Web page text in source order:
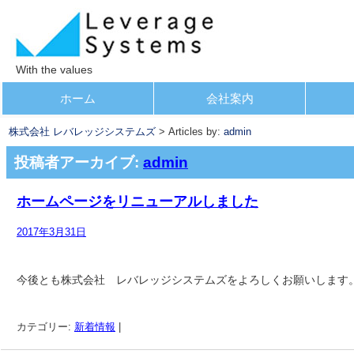
With the values
メインメニュー
ン
テ
ン
ツ
動
ホーム 会社案内
株式会社 レバレッジシステムズ > Articles by: admin
投稿者アーカイブ: admin
ホームページをリニューアルしました
2017年3月31日
今後とも株式会社 レバレッジシステムズをよろしくお願いします
カテゴリー: 新着情報